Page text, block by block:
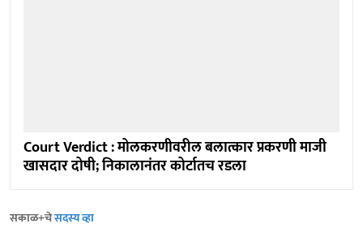
Court Verdict : मोलकरणीवरील बलात्कार प्रकरणी माजी
खासदार दोषी; निकालानंतर कोर्टातच रडला
सकाळ+चेसदस्य व्हा